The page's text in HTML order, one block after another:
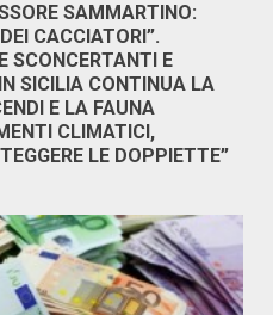
SAMMARTINO:
CACCIATORI”.
SCONCERTANTI E
SICILIA CONTINUA LA
E LA FAUNA
CLIMATICI,
LE DOPPIETTE”